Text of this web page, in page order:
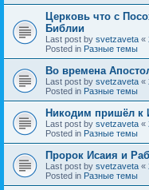
Церковь что с
Библии
Last post by svetzaveta «
Posted in Разные темы
Во времена
Last post by svetzaveta «
Posted in Разные темы
Никодим пришёл к
Last post by svetzaveta «
Posted in Разные темы
Пророк Исаия и
Last post by svetzaveta «
Posted in Разные темы